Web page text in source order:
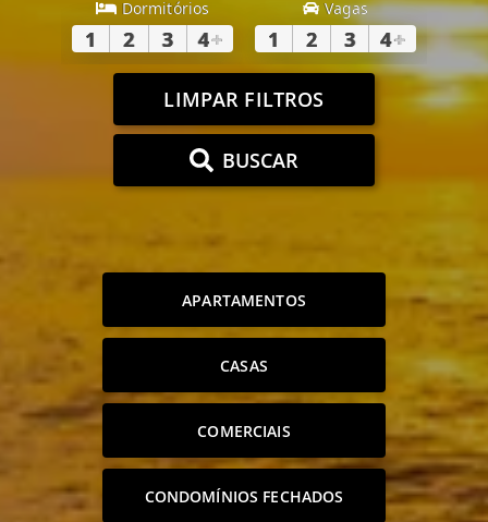
Dormitórios
1 2 3 4+
Vagas
1 2 3 4+
LIMPAR FILTROS
BUSCAR
APARTAMENTOS
CASAS
COMERCIAIS
CONDOMÍNIOS FECHADOS